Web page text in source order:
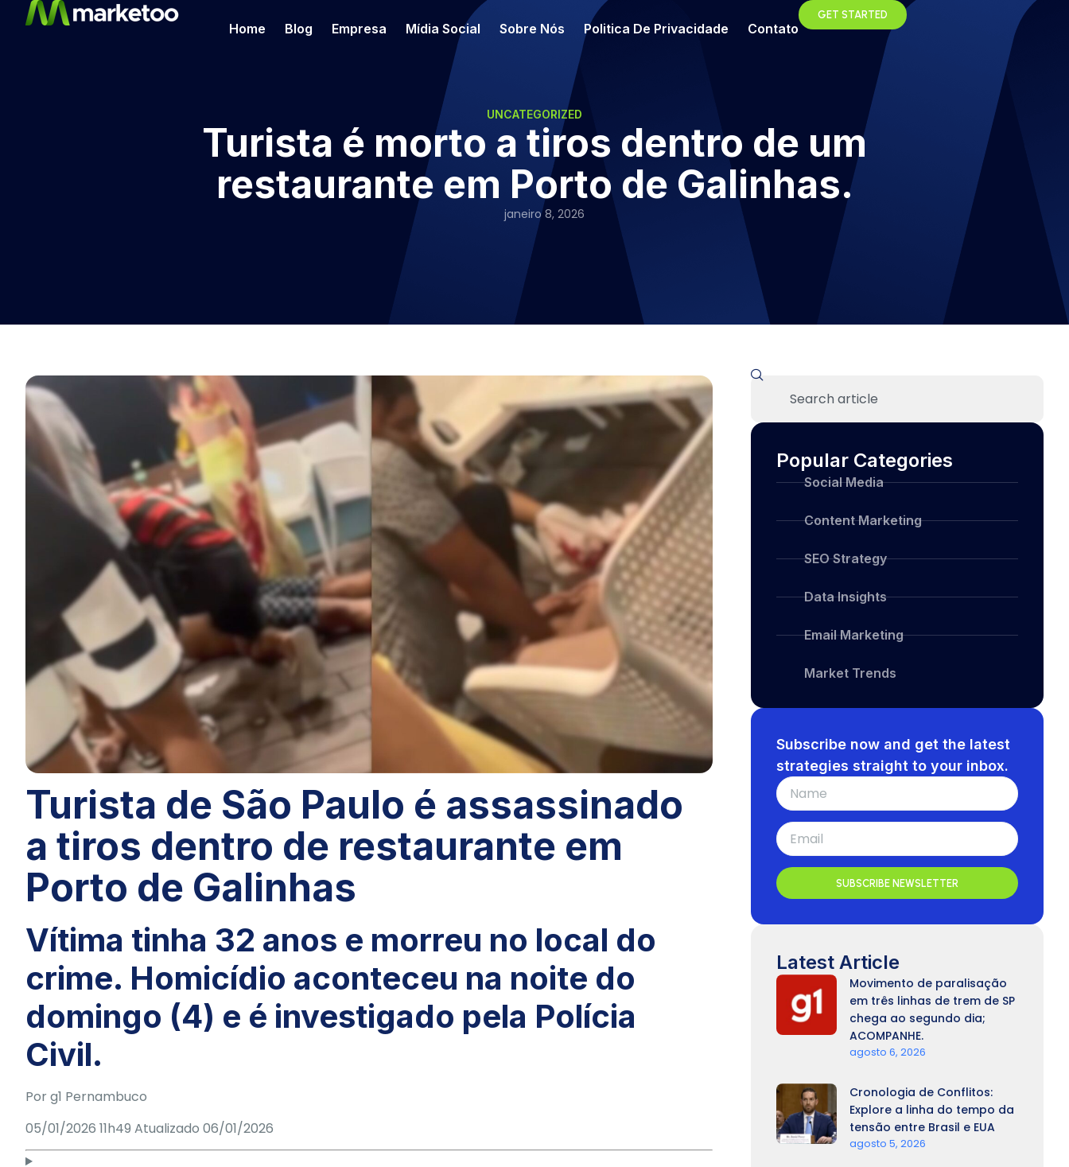
Home Blog Empresa Mídia Social Sobre Nós Politica De Privacidade Contato
GET STARTED
UNCATEGORIZED
Turista é morto a tiros dentro de um
restaurante em Porto de Galinhas.
janeiro 8, 2026
Turista de São Paulo é assassinado
a tiros dentro de restaurante em
Porto de Galinhas
Vítima tinha 32 anos e morreu no local do
crime. Homicídio aconteceu na noite do
domingo (4) e é investigado pela Polícia
Civil.
Porg1 Pernambuco
05/01/2026 11h49 Atualizado 06/01/2026
Popular Categories
Social Media
Content Marketing
SEO Strategy
Data Insights
Email Marketing
Market Trends
Subscribe now and get the latest
strategies straight to your inbox.
SUBSCRIBE NEWSLETTER
Latest Article
Movimento de paralisação
em três linhas de trem de SP
chega ao segundo dia;
ACOMPANHE.
agosto 6, 2026
Cronologia de Conflitos:
Explore a linha do tempo da
tensão entre Brasil e EUA
agosto 5, 2026